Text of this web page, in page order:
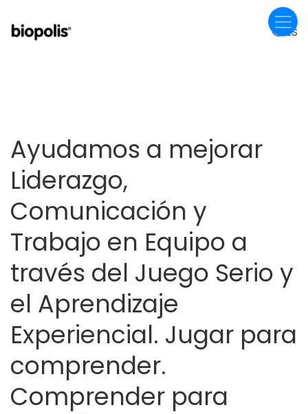
contenido
ES
Ayudamos a mejorar
Liderazgo,
Comunicación y
Trabajo en Equipo a
través del Juego Serio y
el Aprendizaje
Experiencial. Jugar para
comprender.
Comprender para